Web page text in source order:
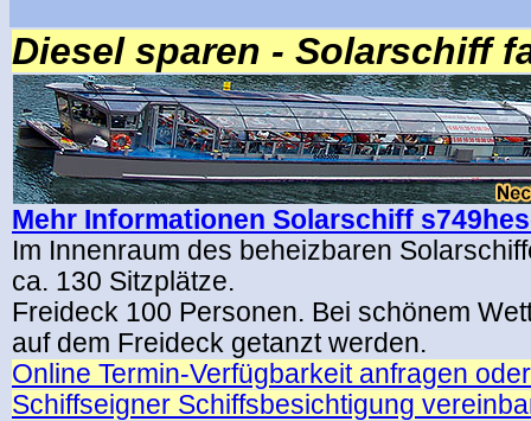
Diesel sparen - Solarschiff
Mehr Informationen Solarschiff
Im Innenraum des beheizbaren
ca. 130 Sitzplätze.
Freideck 100 Personen. Bei schönem
auf dem Freideck getanzt werden.
Online Termin-Verfügbarkeit anfragen
Schiffseigner Schiffsbesichtigung